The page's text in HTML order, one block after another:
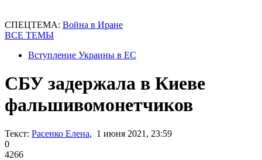
СПЕЦТЕМА: Война в Иране
ВСЕ ТЕМЫ
Вступление Украины в ЕС
СБУ задержала в Киеве
фальшивомонетчиков
Текст: Расенко Елена, 1 июня 2021, 23:59
0
4266